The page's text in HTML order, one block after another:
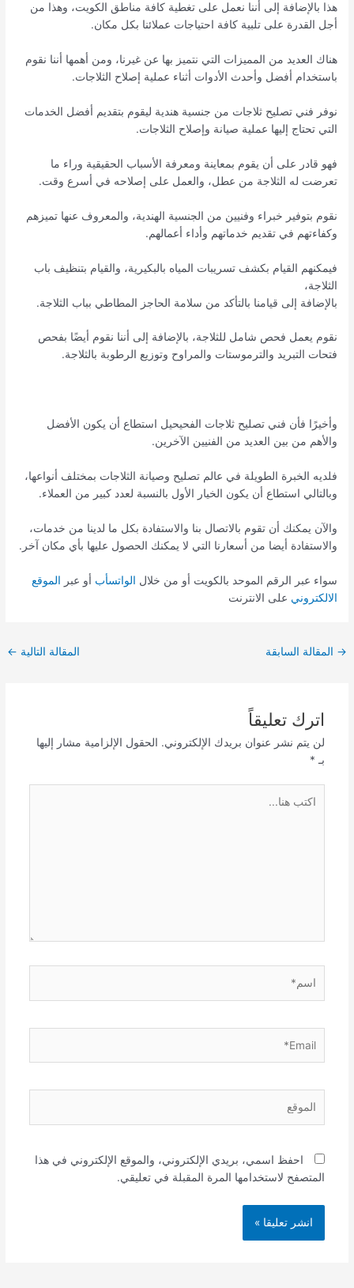
هذا بالإضافة إلى أننا نعمل على تغطية كافة مناطق الكويت، وهذا من
أجل القدرة على تلبية كافة احتياجات عملائنا بكل مكان.
هناك العديد من المميزات التي نتميز بها عن غيرنا، ومن أهمها أننا نقوم
باستخدام أفضل وأحدث الأدوات أثناء عملية إصلاح الثلاجات.
نوفر فني تصليح ثلاجات من جنسية هندية ليقوم بتقديم أفضل الخدمات
التي تحتاج إليها عملية صيانة وإصلاح الثلاجات.
فهو قادر على أن يقوم بمعاينة ومعرفة الأسباب الحقيقية وراء ما
تعرضت له الثلاجة من عطل، والعمل على إصلاحه في أسرع وقت.
نقوم بتوفير خبراء وفنيين من الجنسية الهندية، والمعروف عنها تميزهم
وكفاءتهم في تقديم خدماتهم وأداء أعمالهم.
فيمكنهم القيام بكشف تسريبات المياه بالبكيرية، والقيام بتنظيف باب
الثلاجة،
بالإضافة إلى قيامنا بالتأكد من سلامة الحاجز المطاطي بباب الثلاجة.
نقوم يعمل فحص شامل للثلاجة، بالإضافة إلى أننا نقوم أيضًا بفحص
فتحات التبريد والترموستات والمراوح وتوزيع الرطوبة بالثلاجة.
وأخيرًا فأن فني تصليح ثلاجات الفحيحيل استطاع أن يكون الأفضل
والأهم من بين العديد من الفنيين الآخرين.
فلديه الخبرة الطويلة في عالم تصليح وصيانة الثلاجات بمختلف أنواعها،
وبالتالي استطاع أن يكون الخيار الأول بالنسبة لعدد كبير من العملاء.
والآن يمكنك أن تقوم بالاتصال بنا والاستفادة بكل ما لدينا من خدمات،
والاستفادة أيضا من أسعارنا التي لا يمكنك الحصول عليها بأي مكان آخر.
سواء عبر الرقم الموحد بالكويت أو من خلال الواتسأب أو عبر الموقع
الالكتروني على الانترنت
→ المقالة السابقة المقالة التالية ←
اترك تعليقاً
لن يتم نشر عنوان بريدك الإلكتروني. الحقول الإلزامية مشار إليها
بـ *
هنا...
احفظ اسمي، بريدي الإلكتروني، والموقع الإلكتروني في هذا
المتصفح لاستخدامها المرة المقبلة في تعليقي.